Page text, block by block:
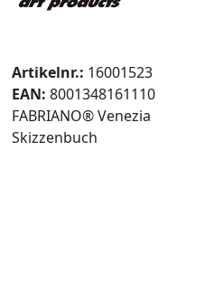
Artikelnr.: 16001523
EAN: 8001348161110
FABRIANO® Venezia
Skizzenbuch